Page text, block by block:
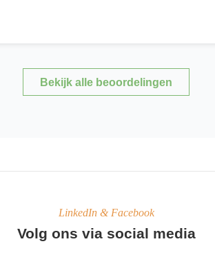
Bekijk alle beoordelingen
LinkedIn & Facebook
Volg ons via social media